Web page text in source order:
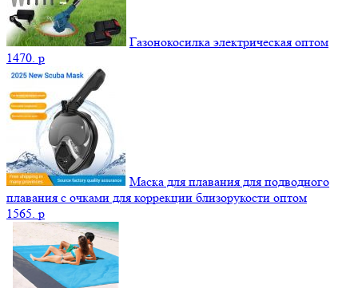
Газонокосилка электрическая оптом
1470. p
Маска для плавания для подводного
плавания с очками для коррекции близорукости оптом
1565. p